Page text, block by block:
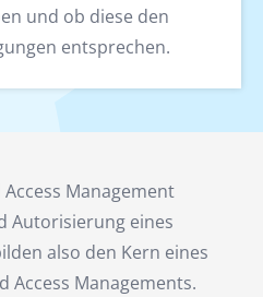
und ob diese den
entsprechen.
Management
Autorisierung eines
also den Kern eines
Access Managements.